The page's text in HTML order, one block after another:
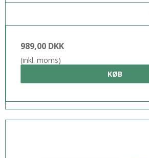
989,00 DKK
(inkl. moms)
KØB